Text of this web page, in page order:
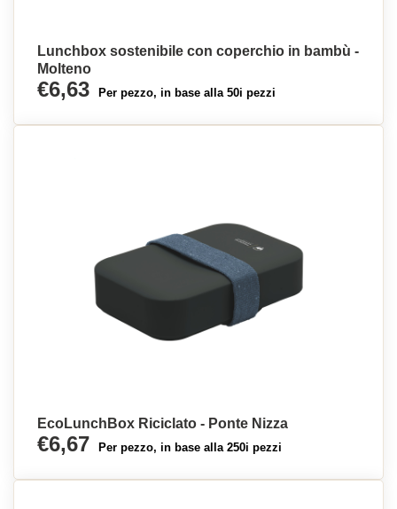
Lunchbox sostenibile con coperchio in bambù -
Molteno
€6,63 Per pezzo, in base alla 50i pezzi
EcoLunchBox Riciclato - Ponte Nizza
€6,67 Per pezzo, in base alla 250i pezzi